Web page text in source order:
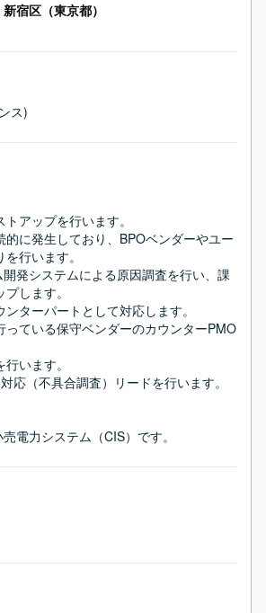
新宿区（東京都）
ス)
アップを行います。
的に発生しており、BPOベンダーやユー
行います。
発システムによる原因調査を行い、課
します。
ターパートとして対応します。
っている保守ベンダーのカウンターPMO
います。
応（不具合調査）リードを行います。
電力システム（CIS）です。